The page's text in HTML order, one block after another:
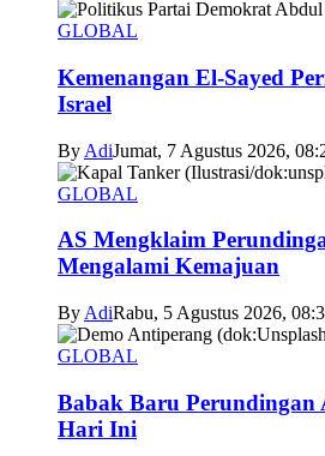
GLOBAL
Kemenangan El-Sayed
Israel
By AdiJumat, 7 Agustus 2026,
GLOBAL
AS Mengklaim
Mengalami Kemajuan
By AdiRabu, 5 Agustus 2026,
GLOBAL
Babak Baru Perundingan
Hari Ini